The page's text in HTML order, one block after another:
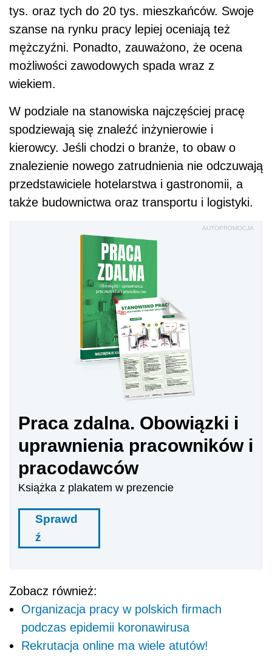
tys. oraz tych do 20 tys. mieszkańców. Swoje
szanse na rynku pracy lepiej oceniają też
mężczyźni. Ponadto, zauważono, że ocena
możliwości zawodowych spada wraz z
wiekiem.
W podziale na stanowiska najczęściej pracę
spodziewają się znaleźć inżynierowie i
kierowcy. Jeśli chodzi o branże, to obaw o
znalezienie nowego zatrudnienia nie odczuwają
przedstawiciele hotelarstwa i gastronomii, a
także budownictwa oraz transportu i logistyki.
AUTOPROMOCJA
Praca zdalna. Obowiązki i
uprawnienia pracowników i
pracodawców
Książka z plakatem w prezencie
Sprawd
ź
Zobacz również:
Organizacja pracy w polskich firmach
podczas epidemii koronawirusa
Rekrutacja online ma wiele atutów!